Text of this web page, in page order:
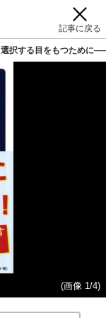
記事に戻る
択する目をもつために
(画像 1/4)